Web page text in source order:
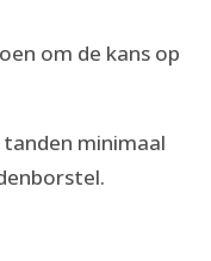
om de kans op
minimaal